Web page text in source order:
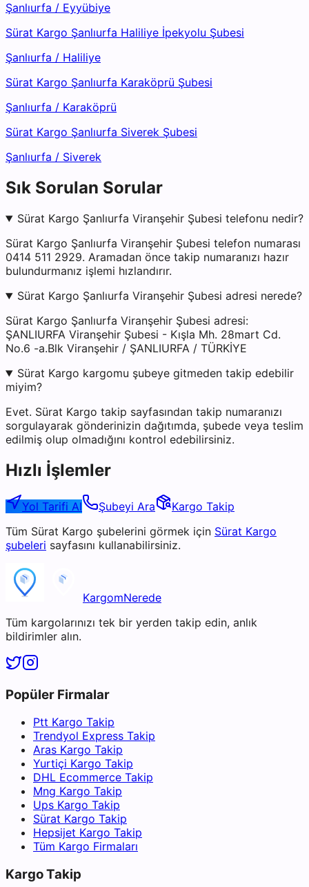
Şanlıurfa / Eyyübiye
Sürat Kargo Şanlıurfa Haliliye İpekyolu Şubesi
Şanlıurfa / Haliliye
Sürat Kargo Şanlıurfa Karaköprü Şubesi
Şanlıurfa / Karaköprü
Sürat Kargo Şanlıurfa Siverek Şubesi
Şanlıurfa / Siverek
Sık Sorulan Sorular
Sürat Kargo Şanlıurfa Viranşehir Şubesi telefonu nedir?
Sürat Kargo Şanlıurfa Viranşehir Şubesi telefon numarası
0414 511 2929. Aramadan önce takip numaranızı hazır
bulundurmanız işlemi hızlandırır.
Sürat Kargo Şanlıurfa Viranşehir Şubesi adresi nerede?
Sürat Kargo Şanlıurfa Viranşehir Şubesi adresi:
ŞANLIURFA Viranşehir Şubesi - Kışla Mh. 28mart Cd.
No.6 -a.Blk Viranşehir / ŞANLIURFA / TÜRKİYE
Sürat Kargo kargomu şubeye gitmeden takip edebilir
miyim?
Evet. Sürat Kargo takip sayfasından takip numaranızı
sorgulayarak gönderinizin dağıtımda, şubede veya teslim
edilmiş olup olmadığını kontrol edebilirsiniz.
Hızlı İşlemler
Yol Tarifi Al Şubeyi Ara
Kargo Takip
Tüm Sürat Kargo şubelerini görmek için Sürat Kargo
şubeleri sayfasını kullanabilirsiniz.
KargomNerede
Tüm kargolarınızı tek bir yerden takip edin, anlık
bildirimler alın.
Popüler Firmalar
Ptt Kargo Takip
Trendyol Express Takip
Aras Kargo Takip
Yurtiçi Kargo Takip
DHL Ecommerce Takip
Mng Kargo Takip
Ups Kargo Takip
Sürat Kargo Takip
Hepsijet Kargo Takip
Tüm Kargo Firmaları
Kargo Takip